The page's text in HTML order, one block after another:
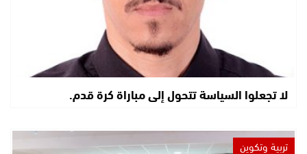
لا تجعلوا السياسة تتحول إلى مباراة كرة قدم.
تربية وتكوين